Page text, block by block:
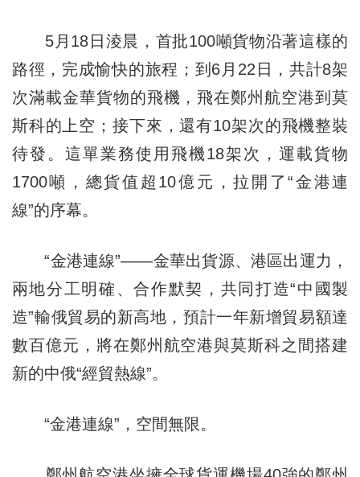
5月18日淩晨，首批100噸貨物沿著這樣的
路徑，完成愉快的旅程；到6月22日，共計8架
次滿載金華貨物的飛機，飛在鄭州航空港到莫
斯科的上空；接下來，還有10架次的飛機整裝
待發。這單業務使用飛機18架次，運載貨物
1700噸，總貨值超10億元，拉開了“金港連
線”的序幕。
“金港連線”——金華出貨源、港區出運力，
兩地分工明確、合作默契，共同打造“中國製
造”輸俄貿易的新高地，預計一年新增貿易額達
數百億元，將在鄭州航空港與莫斯科之間搭建
新的中俄“經貿熱線”。
“金港連線”，空間無限。